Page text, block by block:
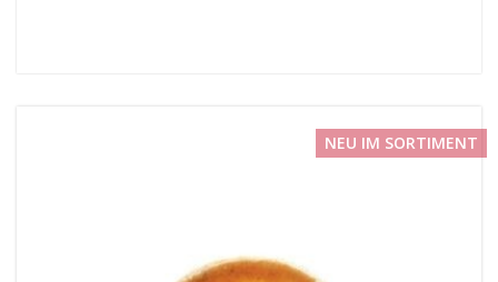
NEU IM SORTIMENT